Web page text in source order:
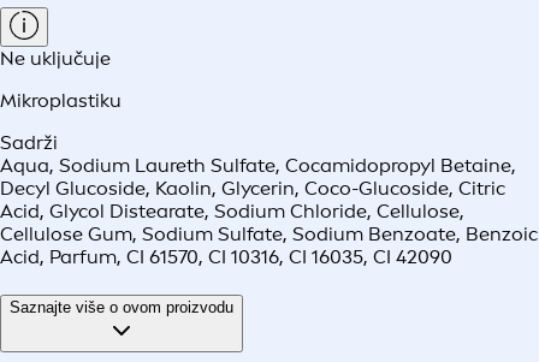
Ne uključuje
Mikroplastiku
Sadrži
Aqua, Sodium Laureth Sulfate, Cocamidopropyl Betaine,
Decyl Glucoside, Kaolin, Glycerin, Coco-Glucoside, Citric
Acid, Glycol Distearate, Sodium Chloride, Cellulose,
Cellulose Gum, Sodium Sulfate, Sodium Benzoate, Benzoic
Acid, Parfum, CI 61570, CI 10316, CI 16035, CI 42090
Saznajte više o ovom proizvodu